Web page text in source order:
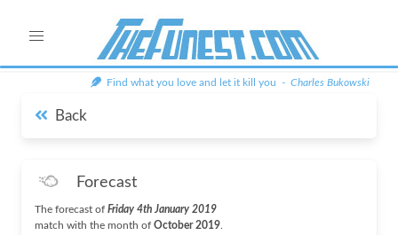
Find what you love and let it kill you -Charles Bukowski
Back
Forecast
The forecast of Friday 4th January 2019
match with the month of October 2019